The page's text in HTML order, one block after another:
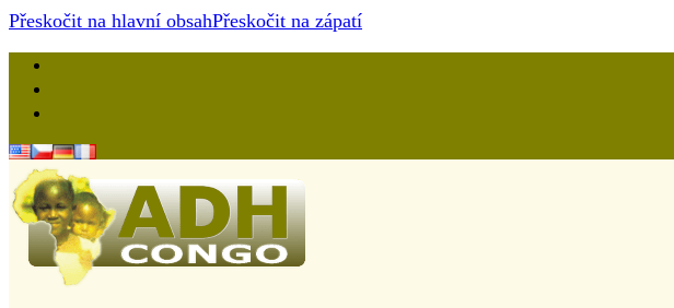
Přeskočit na hlavní obsahPřeskočit na zápatí